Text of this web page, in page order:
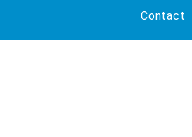
Contact